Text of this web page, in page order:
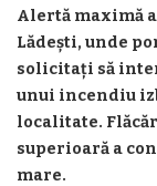
Alertă maximă
Lădești, unde
solicitați să
unui incendiu
localitate.
superioară a
mare.